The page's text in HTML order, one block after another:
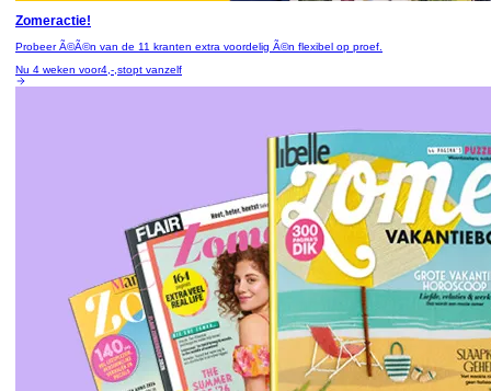
Zomeractie!
Probeer Ã©Ã©n van de 11 kranten extra voordelig Ã©n flexibel op proef.
Nu 4 weken voor4,-, stopt vanzelf